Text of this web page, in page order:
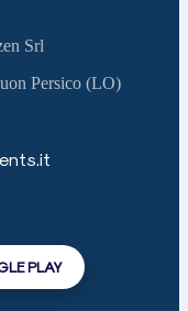
Srl
Persico (LO)
PLAY